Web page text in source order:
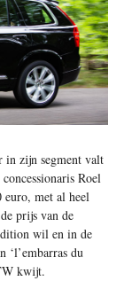
in zijn segment valt
Roel
euro, met al heel
prijs van de
wil en in de
‘l’embarras du
kwijt.